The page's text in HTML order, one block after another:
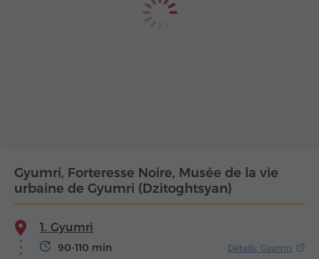
Gyumri, Forteresse Noire, Musée de la vie
urbaine de Gyumri (Dzitoghtsyan)
1. Gyumri
90-110 min Détails: Gyumri